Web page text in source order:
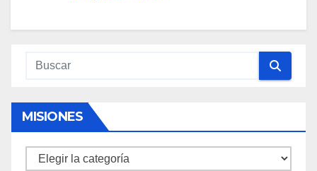
MISIONES
Misiones